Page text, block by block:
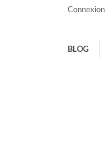
Connexion
BLOG